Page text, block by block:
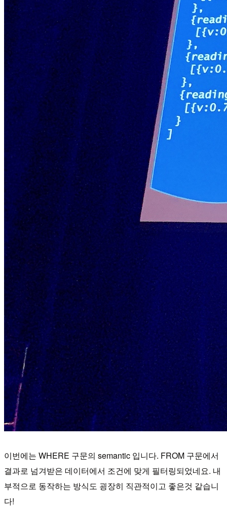
이번에는 WHERE 구문의 semantic 입니다. FROM 구문에서
결과로 넘겨받은 데이터에서 조건에 맞게 필터링되었네요. 내
부적으로 동작하는 방식도 굉장히 직관적이고 좋은것 같습니
다!